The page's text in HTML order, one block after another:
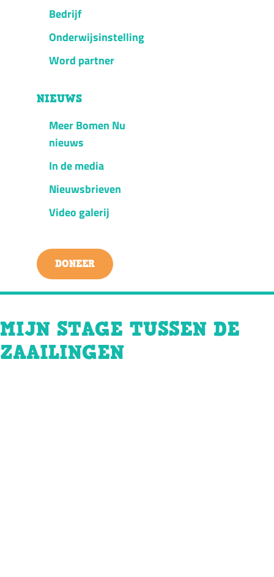
Bedrijf
Onderwijsinstelling
Word partner
NIEUWS
Meer Bomen Nu
nieuws
In de media
Nieuwsbrieven
Video galerij
DONEER
MIJN STAGE TUSSEN DE
ZAAILINGEN